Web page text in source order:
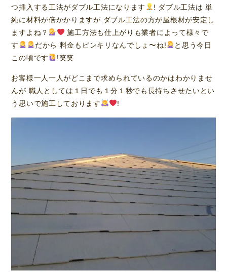
つ挿入する工法がダブル工法になります
! ダブル工法は 単
純に材料が倍かかりますが ダブル工法の方が屋根材が安定し
ますよね？
施工方法も仕上がりも業者によって様々で
す
だから 料金もピンキリなんでしょ〜ね!
と思う今日
この頃です
!笑笑
お客様一人一人がどこまで求められているのかはわかりませ
んが 職人としては１日でも１分１秒でも長持ちさせたいとい
う思いで施工しております
!